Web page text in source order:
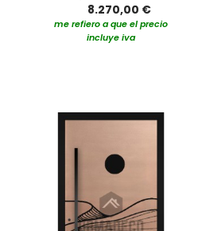
8.270,00 €
me refiero a que el precio
incluye iva